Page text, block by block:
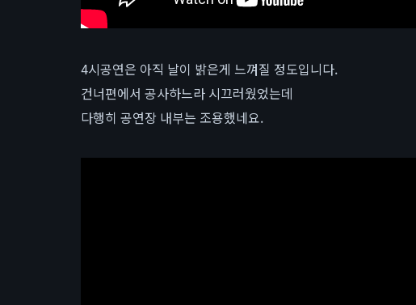
4시공연은 아직 날이 밝은게 느껴질 정도입니다.
건너편에서 공사하느라 시끄러웠었는데
다행히 공연장 내부는 조용했네요.